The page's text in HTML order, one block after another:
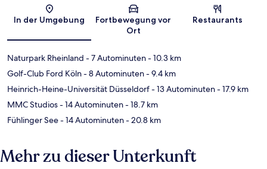
In der Umgebung
Fortbewegung vor
Ort
Restaurants
Naturpark Rheinland - 7 Autominuten- 10.3 km
Golf-Club Ford Köln- 8 Autominuten- 9.4 km
Heinrich-Heine-Universität Düsseldorf- 13 Autominuten- 17.9 km
MMC Studios- 14 Autominuten- 18.7 km
Fühlinger See- 14 Autominuten- 20.8 km
Mehr zu dieser Unterkunft